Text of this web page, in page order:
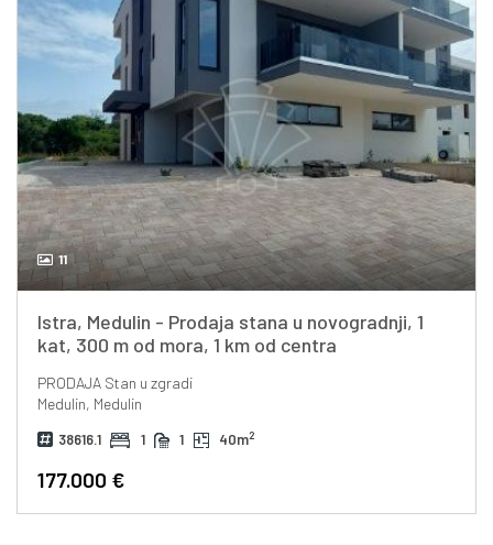
11
Istra, Medulin - Prodaja stana u novogradnji, 1
kat, 300 m od mora, 1 km od centra
PRODAJAStan u zgradi
Medulin, Medulin
38616.1 1 1 40m2
177.000 €